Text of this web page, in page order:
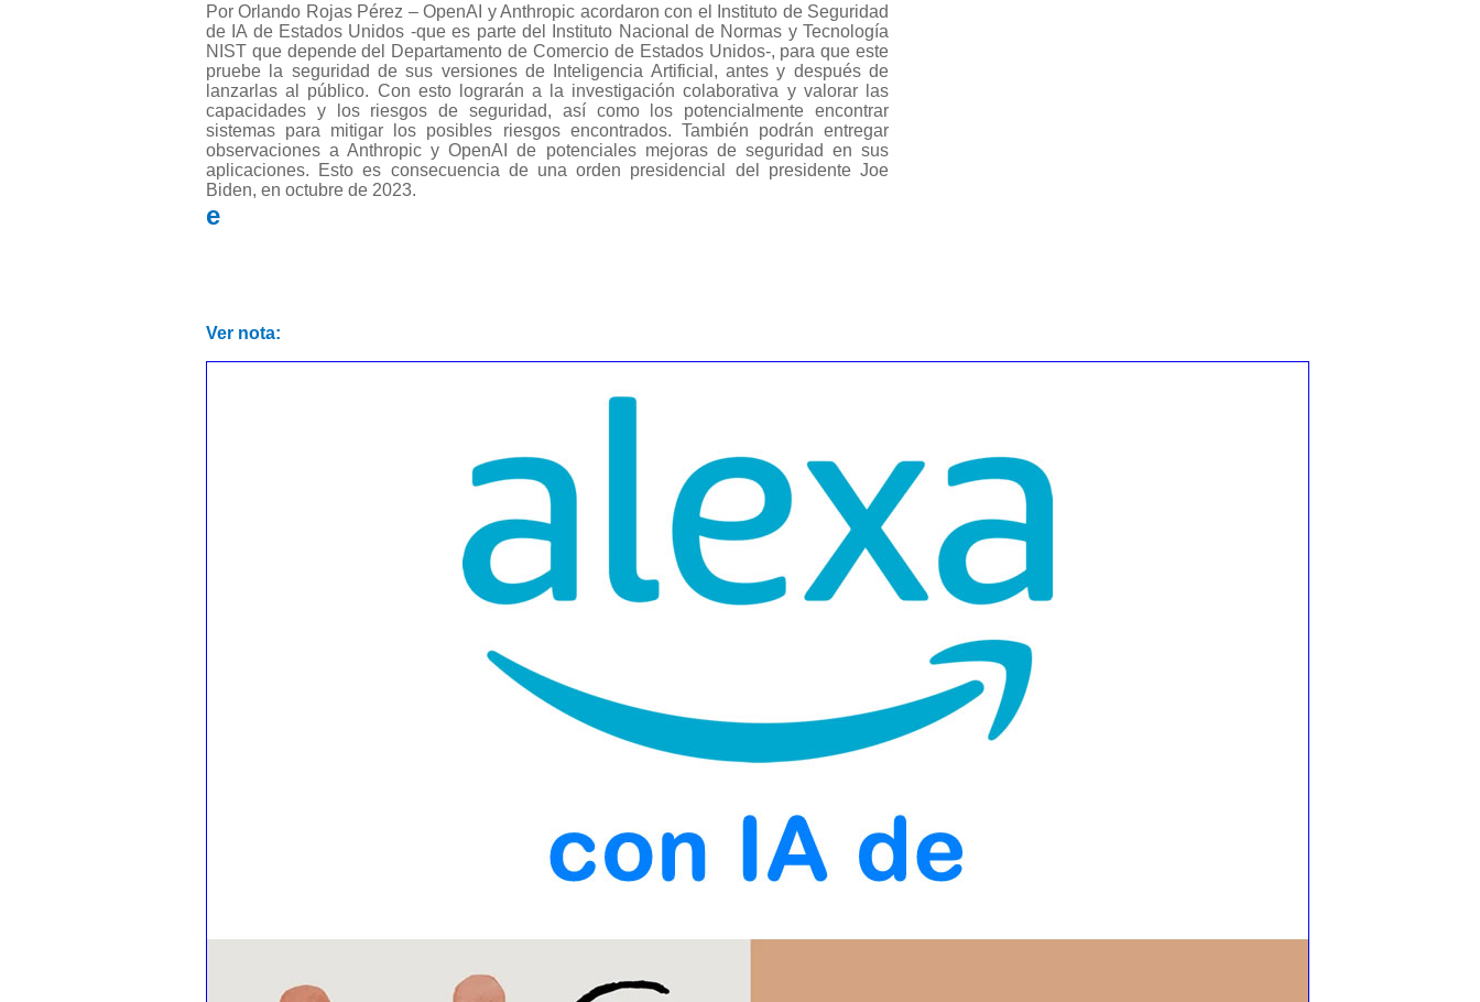
Por Orlando Rojas Pérez – OpenAI y Anthropic acordaron con el Instituto de Seguridad
de IA de Estados Unidos -que es parte del Instituto Nacional de Normas y Tecnología
NIST que depende del Departamento de Comercio de Estados Unidos-, para que este
pruebe la seguridad de sus versiones de Inteligencia Artificial, antes y después de
lanzarlas al público. Con esto lograrán a la investigación colaborativa y valorar las
capacidades y los riesgos de seguridad, así como los potencialmente encontrar
sistemas para mitigar los posibles riesgos encontrados. También podrán entregar
observaciones a Anthropic y OpenAI de potenciales mejoras de seguridad en sus
aplicaciones. Esto es consecuencia de una orden presidencial del presidente Joe
Biden, en octubre de 2023.
e
Ver nota: